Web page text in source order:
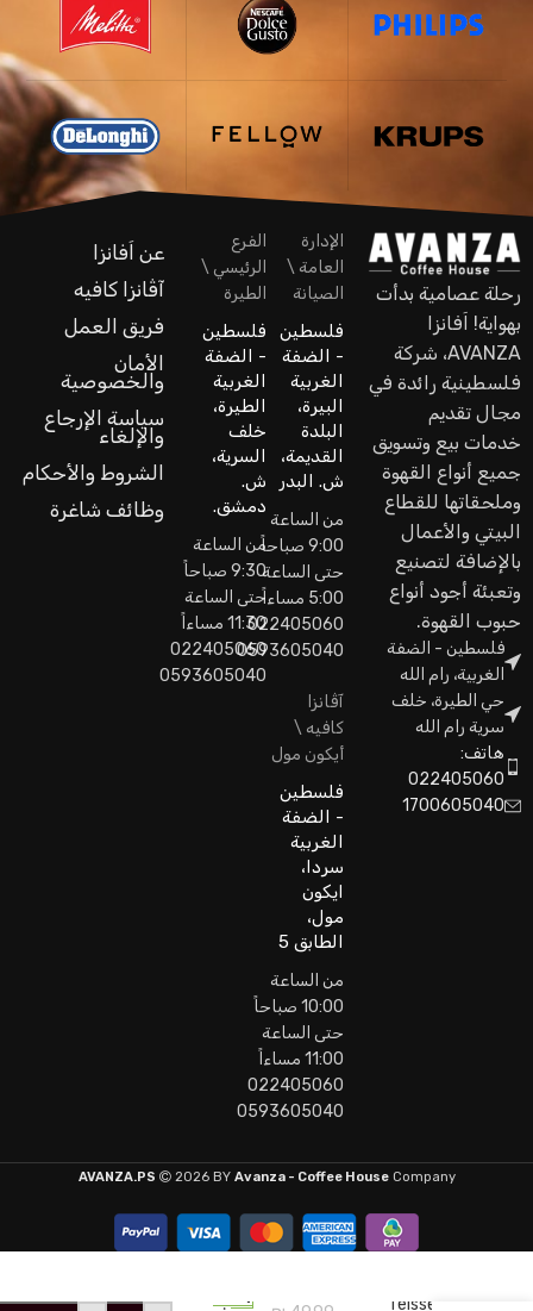
رحلة عصامية بدأت
بهواية! اَفانزا
AVANZA، شركة
فلسطينية رائدة في
مجال تقديم
خدمات بيع وتسويق
جميع أنواع القهوة
وملحقاتها للقطاع
البيتي والأعمال
بالإضافة لتصنيع
وتعبئة أجود أنواع
حبوب القهوة.
فلسطين - الضفة
الغربية، رام الله
حي الطيرة، خلف
سرية رام الله
هاتف:
022405060
1700605040
الإدارة
العامة \
الصيانة
فلسطين
- الضفة
الغربية
البيرة،
البلدة
القديمة،
ش. البدر
من الساعة
9:00 صباحاً
حتى الساعة
5:00 مساءاً
022405060
0593605040
الفرع
الرئيسي \
الطيرة
فلسطين
- الضفة
الغربية
الطيرة،
خلف
السرية،
ش.
دمشق.
من الساعة
9:30 صباحاً
حتى الساعة
11:30 مساءاً
022405060
0593605040
آڤانزا
كافيه \
أيكون مول
فلسطين
- الضفة
الغربية
سردا،
ايكون
مول،
الطابق 5
من الساعة
10:00 صباحاً
حتى الساعة
11:00 مساءاً
0593605040
عن اَفانزا
آڤانزا كافيه
فريق العمل
الأمان
والخصوصية
سياسة الإرجاع
والإلغاء
الشروط والأحكام
وظائف شاغرة
AVANZA.PS 2026 BY Avanza - Coffee HouseCompany
Teisseire
4